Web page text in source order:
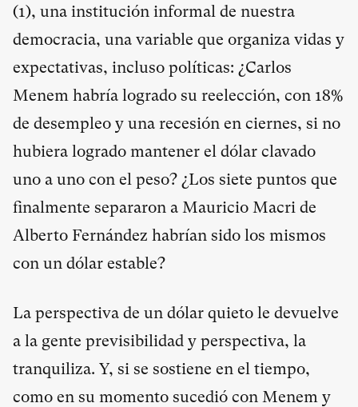
(1), una institución informal de nuestra
democracia, una variable que organiza vidas y
expectativas, incluso políticas: ¿Carlos
Menem habría logrado su reelección, con 18%
de desempleo y una recesión en ciernes, si no
hubiera logrado mantener el dólar clavado
uno a uno con el peso? ¿Los siete puntos que
finalmente separaron a Mauricio Macri de
Alberto Fernández habrían sido los mismos
con un dólar estable?
La perspectiva de un dólar quieto le devuelve
a la gente previsibilidad y perspectiva, la
tranquiliza. Y, si se sostiene en el tiempo,
como en su momento sucedió con Menem y